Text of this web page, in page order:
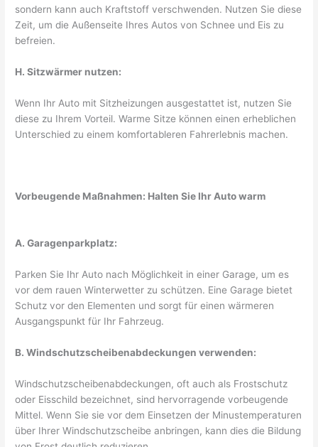
sondern kann auch Kraftstoff verschwenden. Nutzen Sie diese
Zeit, um die Außenseite Ihres Autos von Schnee und Eis zu
befreien.
H. Sitzwärmer nutzen:
Wenn Ihr Auto mit Sitzheizungen ausgestattet ist, nutzen Sie
diese zu Ihrem Vorteil. Warme Sitze können einen erheblichen
Unterschied zu einem komfortableren Fahrerlebnis machen.
Vorbeugende Maßnahmen: Halten Sie Ihr Auto warm
A. Garagenparkplatz:
Parken Sie Ihr Auto nach Möglichkeit in einer Garage, um es
vor dem rauen Winterwetter zu schützen. Eine Garage bietet
Schutz vor den Elementen und sorgt für einen wärmeren
Ausgangspunkt für Ihr Fahrzeug.
B. Windschutzscheibenabdeckungen verwenden:
Windschutzscheibenabdeckungen, oft auch als Frostschutz
oder Eisschild bezeichnet, sind hervorragende vorbeugende
Mittel. Wenn Sie sie vor dem Einsetzen der Minustemperaturen
über Ihrer Windschutzscheibe anbringen, kann dies die Bildung